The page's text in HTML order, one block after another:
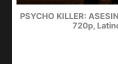
PSYCHO KILLER:
720p,